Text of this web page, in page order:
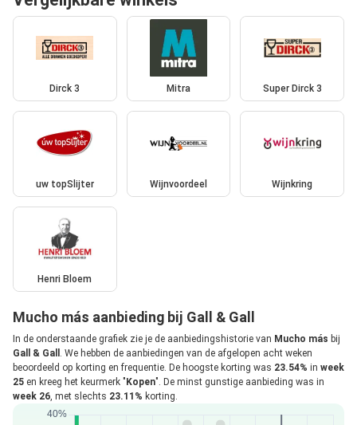
Dirck 3 Mitra Super Dirck 3
uw topSlijter Wijnvoordeel Wijnkring
Henri Bloem
Mucho más aanbieding bij Gall & Gall
In de onderstaande grafiek zie je de aanbiedingshistorie van Mucho más bij
Gall & Gall . We hebben de aanbiedingen van de afgelopen acht weken
beoordeeld op korting en frequentie. De hoogste korting was 23.54% in week
25 en kreeg het keurmerk " Kopen". De minst gunstige aanbieding was in
week 26, met slechts 23.11% korting.